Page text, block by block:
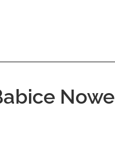
Nowe